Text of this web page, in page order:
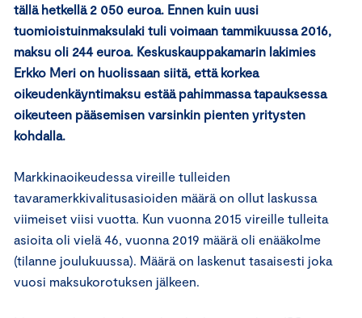
tällä hetkellä 2 050 euroa. Ennen kuin uusi
tuomioistuinmaksulaki tuli voimaan tammikuussa 2016,
maksu oli 244 euroa. Keskuskauppakamarin lakimies
Erkko Meri on huolissaan siitä, että korkea
oikeudenkäyntimaksu estää pahimmassa tapauksessa
oikeuteen pääsemisen varsinkin pienten yritysten
kohdalla.
Markkinaoikeudessa vireille tulleiden
tavaramerkkivalitusasioiden määrä on ollut laskussa
viimeiset viisi vuotta. Kun vuonna 2015 vireille tulleita
asioita oli vielä 46, vuonna 2019 määrä oli enääkolme
(tilanne joulukuussa). Määrä on laskenut tasaisesti joka
vuosi maksukorotuksen jälkeen.